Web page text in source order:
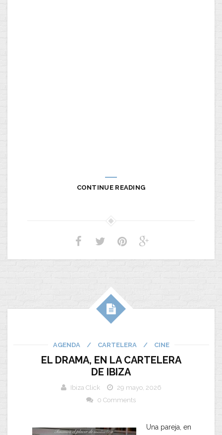
CONTINUE READING
AGENDA / CARTELERA / CINE
EL DRAMA, EN LA CARTELERA
DE IBIZA
Ibiza Click
29 mayo, 2026
0 Comments
Una pareja, en